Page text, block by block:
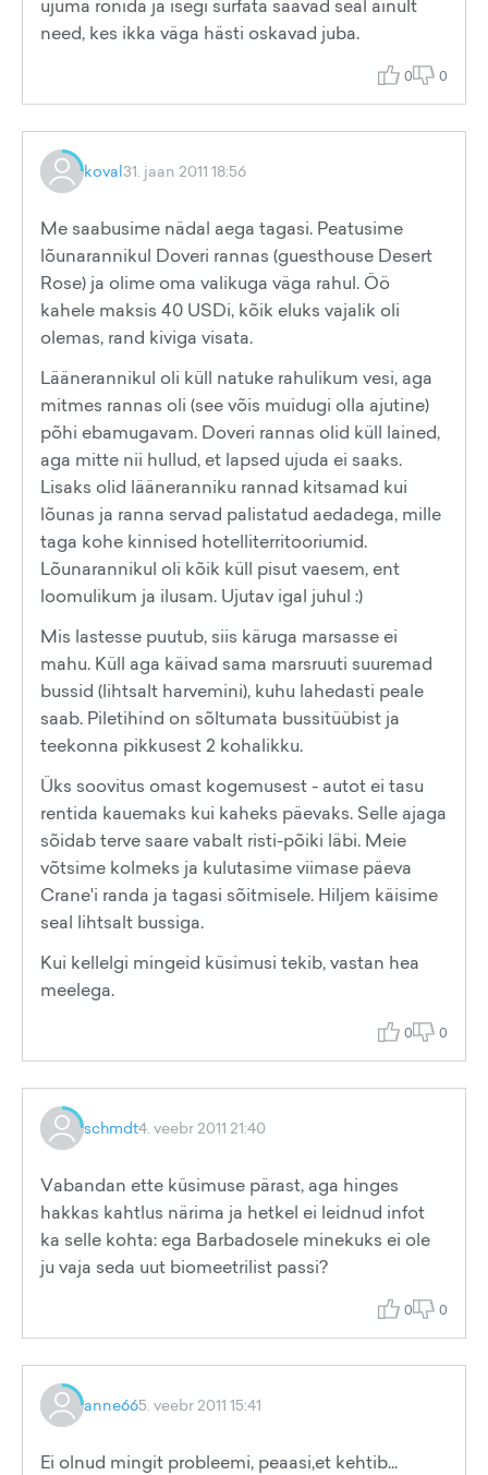
ujuma ronida ja isegi surfata saavad seal ainult
need, kes ikka väga hästi oskavad juba.
0 0
koval31. jaan 2011 18:56
Me saabusime nädal aega tagasi. Peatusime
lõunarannikul Doveri rannas (guesthouse Desert
Rose) ja olime oma valikuga väga rahul. Öö
kahele maksis 40 USDi, kõik eluks vajalik oli
olemas, rand kiviga visata.
Läänerannikul oli küll natuke rahulikum vesi, aga
mitmes rannas oli (see võis muidugi olla ajutine)
põhi ebamugavam. Doveri rannas olid küll lained,
aga mitte nii hullud, et lapsed ujuda ei saaks.
Lisaks olid lääneranniku rannad kitsamad kui
lõunas ja ranna servad palistatud aedadega, mille
taga kohe kinnised hotelliterritooriumid.
Lõunarannikul oli kõik küll pisut vaesem, ent
loomulikum ja ilusam. Ujutav igal juhul :)
Mis lastesse puutub, siis käruga marsasse ei
mahu. Küll aga käivad sama marsruuti suuremad
bussid (lihtsalt harvemini), kuhu lahedasti peale
saab. Piletihind on sõltumata bussitüübist ja
teekonna pikkusest 2 kohalikku.
Üks soovitus omast kogemusest - autot ei tasu
rentida kauemaks kui kaheks päevaks. Selle ajaga
sõidab terve saare vabalt risti-põiki läbi. Meie
võtsime kolmeks ja kulutasime viimase päeva
Crane'i randa ja tagasi sõitmisele. Hiljem käisime
seal lihtsalt bussiga.
Kui kellelgi mingeid küsimusi tekib, vastan hea
meelega.
0 0
schmdt4. veebr 2011 21:40
Vabandan ette küsimuse pärast, aga hinges
hakkas kahtlus närima ja hetkel ei leidnud infot
ka selle kohta: ega Barbadosele minekuks ei ole
ju vaja seda uut biomeetrilist passi?
0 0
anne665. veebr 2011 15:41
Ei olnud mingit probleemi, peaasi,et kehtib...